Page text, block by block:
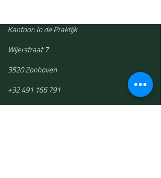
Kantoor: In de Praktijk
Wijerstraat 7
3520 Zonhoven
+32 491 166 791
​veroniek@theartofgrowing.be